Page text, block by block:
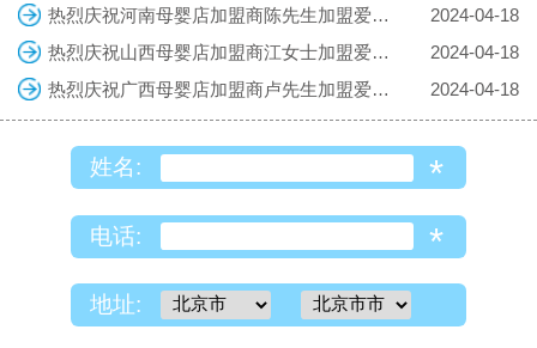
热烈庆祝河南母婴店加盟商陈先生加盟爱亲母婴！预祝生意兴隆！
2024-04-18
热烈庆祝山西母婴店加盟商江女士加盟爱亲母婴！预祝生意兴隆！
2024-04-18
热烈庆祝广西母婴店加盟商卢先生加盟爱亲母婴！预祝生意兴隆！
2024-04-18
姓名: *
电话: *
地址: